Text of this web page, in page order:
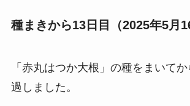
種まきから13日目（2025年5月
「赤丸はつか大根」の種をまいて
過しました。